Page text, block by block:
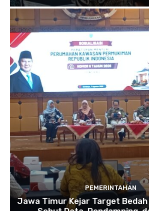
PEMERINTAHAN
Jawa Timur Kejar Target Bedah